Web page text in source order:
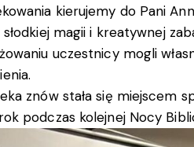
kierujemy do Pani
magii i kreatywnej
uczestnicy mogli
znów stała się miejscem
podczas kolejnej Nocy